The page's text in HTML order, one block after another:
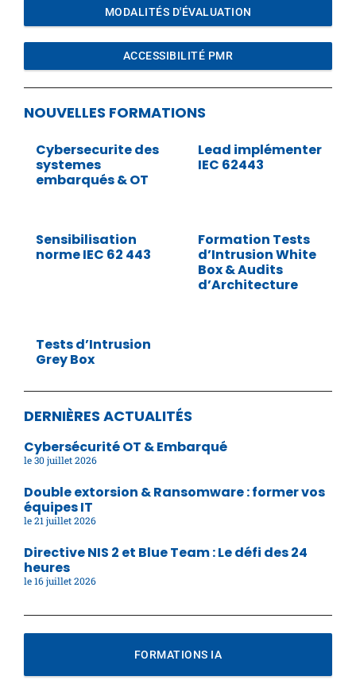
MODALITÉS D'ÉVALUATION
ACCESSIBILITÉ PMR
NOUVELLES FORMATIONS
Cybersecurite des
systemes
embarqués & OT
Lead implémenter
IEC 62443
Sensibilisation
norme IEC 62 443
Formation Tests
d’Intrusion White
Box & Audits
d’Architecture
Tests d’Intrusion
Grey Box
DERNIÈRES ACTUALITÉS
Cybersécurité OT & Embarqué
30 juillet 2026
Double extorsion & Ransomware : former vos
équipes IT
21 juillet 2026
Directive NIS 2 et Blue Team : Le défi des 24
heures
16 juillet 2026
FORMATIONS IA